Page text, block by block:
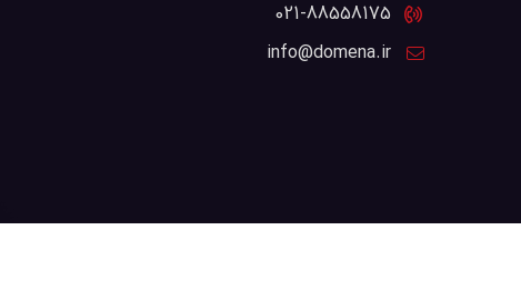
021-88558175
info@domena.ir